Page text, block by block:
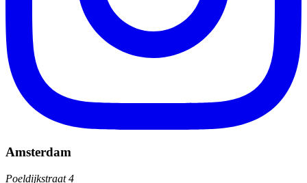
Amsterdam
Poeldijkstraat 4